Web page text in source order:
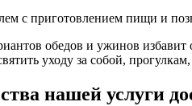
с приготовлением пищи и
обедов и ужинов
уходу за собой,
нашей услуги